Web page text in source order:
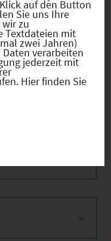
auf den Button
Sie uns Ihre
zu
Textdateien mit
zwei Jahren)
verarbeiten
jederzeit mit
Hier finden Sie